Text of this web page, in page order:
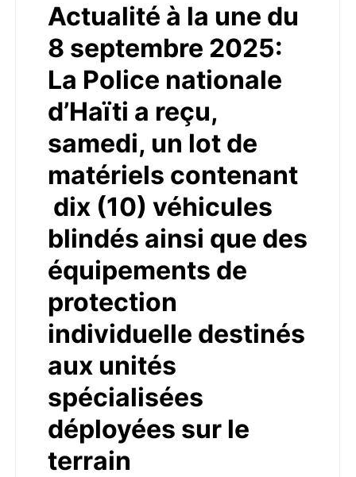
Actualité à la une du
8 septembre 2025:
La Police nationale
d’Haïti a reçu,
samedi, un lot de
matériels contenant
dix (10) véhicules
blindés ainsi que des
équipements de
protection
individuelle destinés
aux unités
spécialisées
déployées sur le
terrain